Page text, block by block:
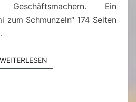
R
D
S
Ein
zum Schmunzeln“ 174 Seiten
WEITERLESEN